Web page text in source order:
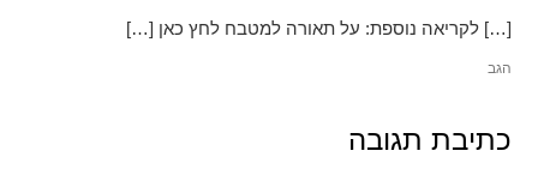
[…] לקריאה נוספת: על תאורה למטבח לחץ כאן […]
הגב
כתיבת תגובה